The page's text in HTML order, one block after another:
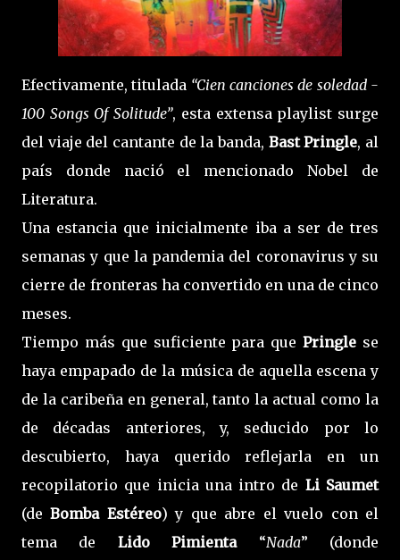
Efectivamente, titulada “Cien canciones de soledad -
100 Songs Of Solitude”, esta extensa playlist surge
del viaje del cantante de la banda, Bast Pringle, al
país donde nació el mencionado Nobel de
Literatura.
Una estancia que inicialmente iba a ser de tres
semanas y que la pandemia del coronavirus y su
cierre de fronteras ha convertido en una de cinco
meses.
Tiempo más que suficiente para quePringle se
haya empapado de la música de aquella escena y
de la caribeña en general, tanto la actual como la
de décadas anteriores, y, seducido por lo
descubierto, haya querido reflejarla en un
recopilatorio que inicia una intro de Li Saumet
(deBomba Estéreo) y que abre el vuelo con el
tema de Lido Pimienta “Nada” (donde